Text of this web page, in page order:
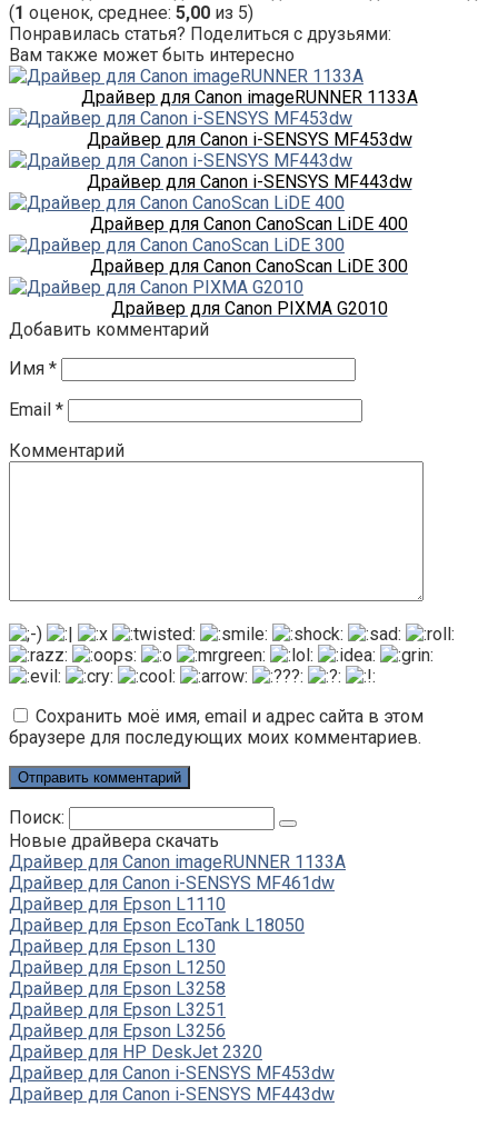
(1 оценок, среднее: 5,00 из 5)
Понравилась статья? Поделиться с друзьями:
Вам также может быть интересно
Драйвер для Canon imageRUNNER 1133A
Драйвер для Canon i-SENSYS MF453dw
Драйвер для Canon i-SENSYS MF443dw
Драйвер для Canon CanoScan LiDE 400
Драйвер для Canon CanoScan LiDE 300
Драйвер для Canon PIXMA G2010
Добавить комментарий
Имя *
Email *
Комментарий
Сохранить моё имя, email и адрес сайта в этом
браузере для последующих моих комментариев.
Поиск:
Новые драйвера скачать
Драйвер для Canon imageRUNNER 1133A
Драйвер для Canon i-SENSYS MF461dw
Драйвер для Epson L1110
Драйвер для Epson EcoTank L18050
Драйвер для Epson L130
Драйвер для Epson L1250
Драйвер для Epson L3258
Драйвер для Epson L3251
Драйвер для Epson L3256
Драйвер для HP DeskJet 2320
Драйвер для Canon i-SENSYS MF453dw
Драйвер для Canon i-SENSYS MF443dw